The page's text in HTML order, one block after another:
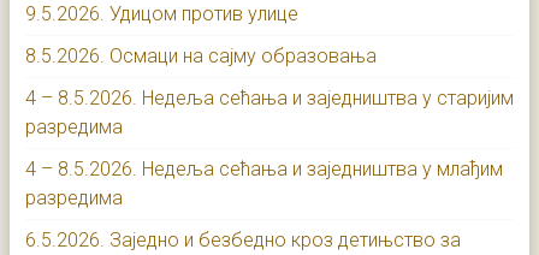
9.5.2026. Удицом против улице
8.5.2026. Осмаци на сајму образовања
4 – 8.5.2026. Недеља сећања и заједништва у старијим
разредима
4 – 8.5.2026. Недеља сећања и заједништва у млађим
разредима
6.5.2026. Заједно и безбедно кроз детињство за